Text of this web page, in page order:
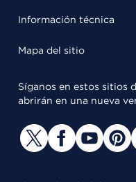
Información técnica
Mapa del sitio
Síganos en estos sitios
abrirán en una nueva